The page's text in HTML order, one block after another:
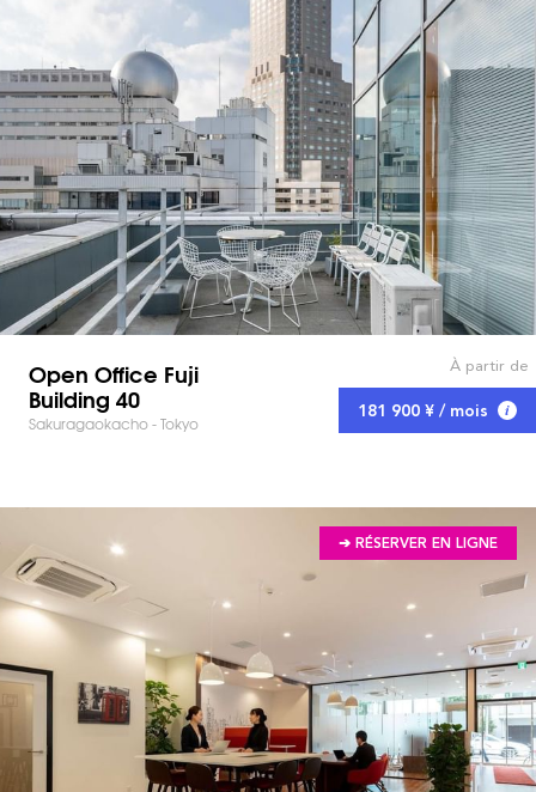
Open Office Fuji
Building 40
Sakuragaokacho - Tokyo
À partir de
181 900 ¥ / mois
➔ RÉSERVER EN LIGNE